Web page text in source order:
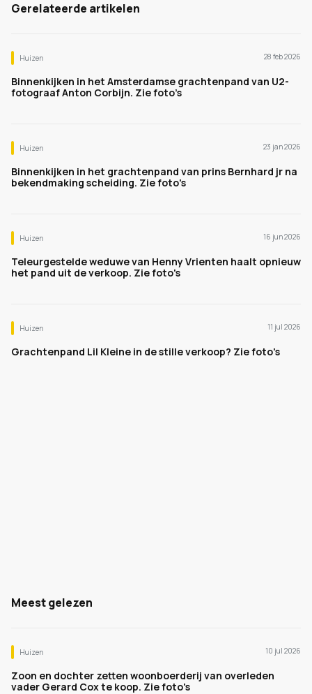
Gerelateerde artikelen
Huizen 28 feb 2026
Binnenkijken in het Amsterdamse grachtenpand van U2-
fotograaf Anton Corbijn. Zie foto’s
Huizen 23 jan 2026
Binnenkijken in het grachtenpand van prins Bernhard jr na
bekendmaking scheiding. Zie foto's
Huizen 16 jun 2026
Teleurgestelde weduwe van Henny Vrienten haalt opnieuw
het pand uit de verkoop. Zie foto's
Huizen 11 jul 2026
Grachtenpand Lil Kleine in de stille verkoop? Zie foto's
Meest gelezen
Huizen 10 jul 2026
Zoon en dochter zetten woonboerderij van overleden
vader Gerard Cox te koop. Zie foto's